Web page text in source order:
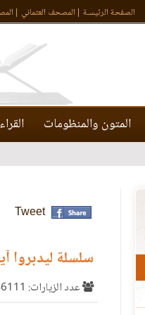
الصفحة الرئيسـة المصحف العثماني
المتون والمنظومات
Tweet
سلسلة ليدبروا
عدد الزيارات: 46111